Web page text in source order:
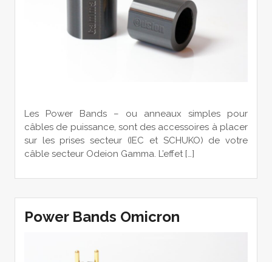
Les Power Bands – ou anneaux simples pour
câbles de puissance, sont des accessoires à placer
sur les prises secteur (IEC et SCHUKO) de votre
câble secteur Odeion Gamma. L’effet […]
Power Bands Omicron